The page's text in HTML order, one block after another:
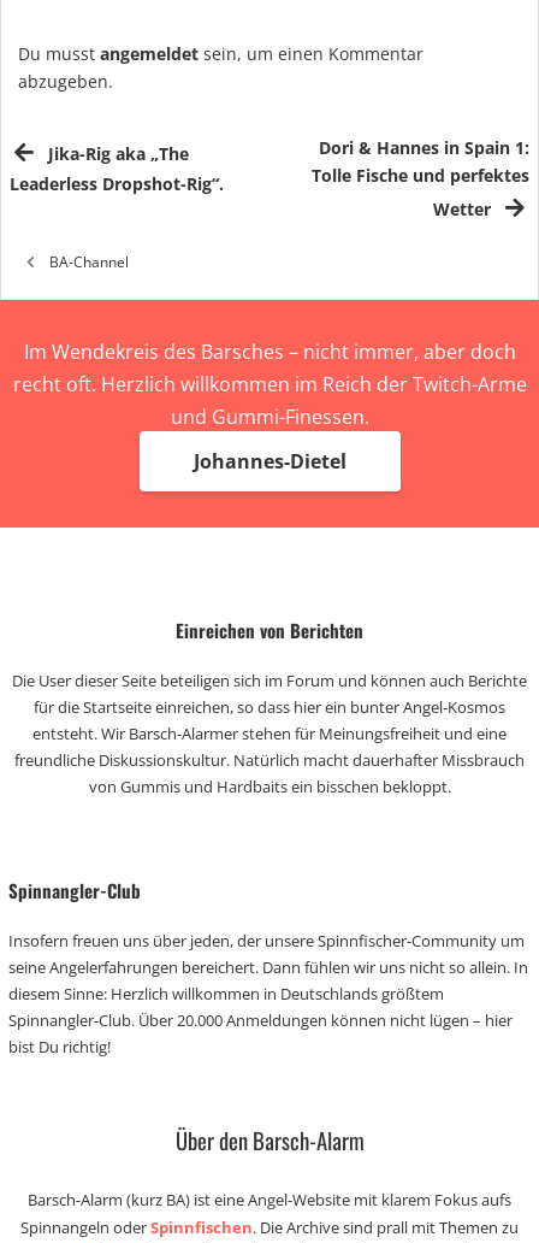
Du musst angemeldet sein, um einen Kommentar
abzugeben.
Jika-Rig aka „The
Leaderless Dropshot-Rig“.
Dori & Hannes in Spain 1:
Tolle Fische und perfektes
Wetter
BA-Channel
Im Wendekreis des Barsches – nicht immer, aber doch
recht oft. Herzlich willkommen im Reich der Twitch-Arme
und Gummi-Finessen.
Johannes-Dietel
Einreichen von Berichten
Die User dieser Seite beteiligen sich im Forum und können auch Berichte
für die Startseite einreichen, so dass hier ein bunter Angel-Kosmos
entsteht. Wir Barsch-Alarmer stehen für Meinungsfreiheit und eine
freundliche Diskussionskultur. Natürlich macht dauerhafter Missbrauch
von Gummis und Hardbaits ein bisschen bekloppt.
Spinnangler-Club
Insofern freuen uns über jeden, der unsere Spinnfischer-Community um
seine Angelerfahrungen bereichert. Dann fühlen wir uns nicht so allein. In
diesem Sinne: Herzlich willkommen in Deutschlands größtem
Spinnangler-Club. Über 20.000 Anmeldungen können nicht lügen – hier
bist Du richtig!
Über den Barsch-Alarm
Barsch-Alarm (kurz BA) ist eine Angel-Website mit klarem Fokus aufs
Spinnangeln oderSpinnfischen. Die Archive sind prall mit Themen zu